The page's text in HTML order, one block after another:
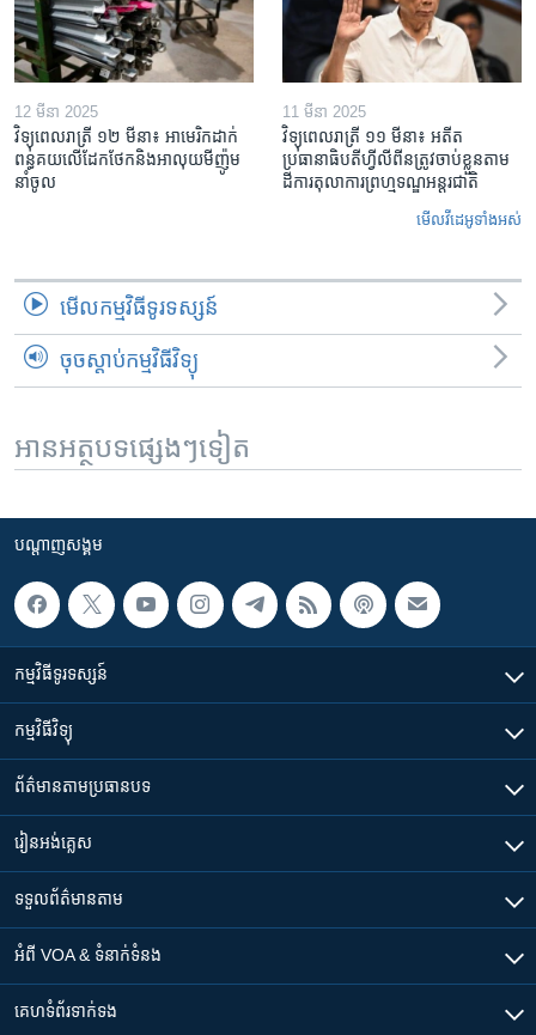
12 មីនា 2025
វិទ្យុពេលរាត្រី ១២ មីនា៖ អាមេរិក​ដាក់​
ពន្ធគយ​លើ​ដែកថែក​និង​អាលុយ​មីញ៉ូម​
នាំចូល
11 មីនា 2025
វិទ្យុពេលរាត្រី ១១ មីនា៖ អតីត​
ប្រធានាធិបតីហ្វីលីពីន​ត្រូវ​ចាប់ខ្លួនតាម
ដីការ​តុលាការ​ព្រហ្មទណ្ឌ​អន្តរជាតិ
មើល​វីដេអូ​ទាំង​អស់
មើល​កម្មវិធី​ទូរទស្សន៍
ចុចស្តាប់កម្មវិធីវិទ្យុ
អានអត្ថបទផ្សេងៗទៀត
បណ្តាញ​សង្គម
កម្មវិធី​ទូរទស្សន៍
កម្មវិធី​វិទ្យុ
ព័ត៌មាន​តាមប្រធានបទ​
រៀន​​អង់គ្លេស
ទទួល​ព័ត៌មាន​តាម
អំពី​ VOA & ទំនាក់ទំនង
គេហទំព័រ​​ទាក់ទង